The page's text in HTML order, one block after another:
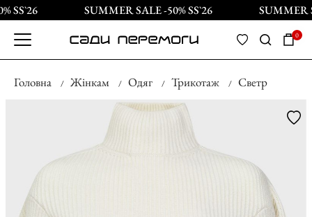
SS`26 SUMMER SALE -50% SS`26 SUMMER
0
Головна Жінкам Одяг Трикотаж Светр